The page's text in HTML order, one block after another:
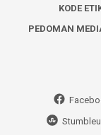
KODE
PEDOMAN